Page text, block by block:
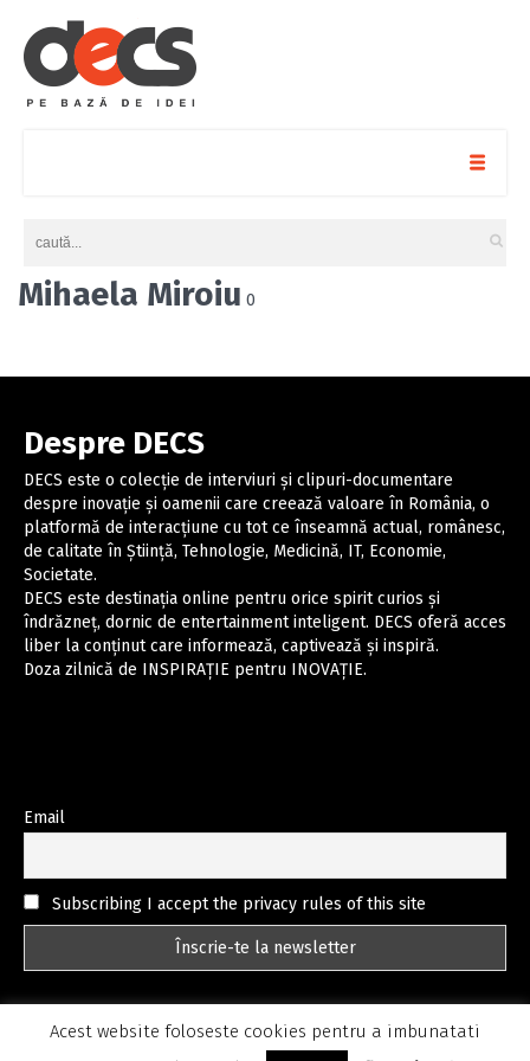
Mihaela Miroiu 0
Despre DECS
DECS este o colecție de interviuri și clipuri-documentare
despre inovație și oamenii care creează valoare în România, o
platformă de interacțiune cu tot ce înseamnă actual, românesc,
de calitate în Știință, Tehnologie, Medicină, IT, Economie,
Societate.
DECS este destinația online pentru orice spirit curios și
îndrăzneț, dornic de entertainment inteligent. DECS oferă acces
liber la conținut care informează, captivează și inspiră.
Doza zilnică de INSPIRAȚIE pentru INOVAȚIE.
Email
Subscribing I accept the privacy rules of this site
Acest website foloseste cookies pentru a imbunatati